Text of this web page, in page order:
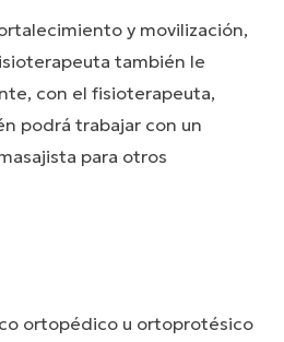
y movilización,
también le
con el fisioterapeuta,
podrá trabajar con un
para otros
ortopédico u ortoprotésico